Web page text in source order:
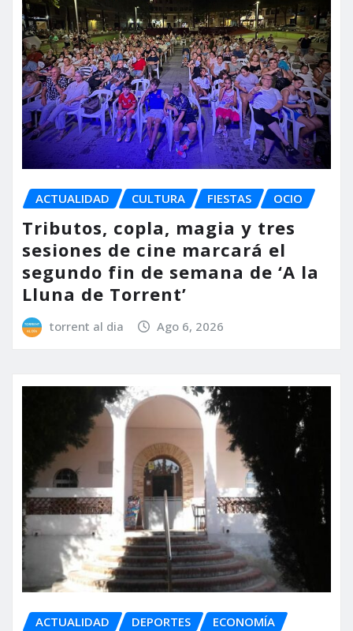
ACTUALIDAD CULTURA FIESTAS OCIO
Tributos, copla, magia y tres
sesiones de cine marcará el
segundo fin de semana de ‘A la
Lluna de Torrent’
torrent al dia Ago 6, 2026
ACTUALIDAD DEPORTES ECONOMÍA